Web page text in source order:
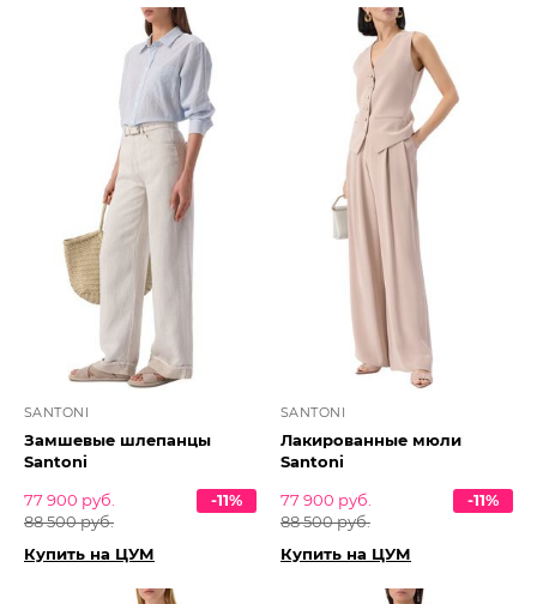
SANTONI
Замшевые шлепанцы
Santoni
77 900 руб.
88 500 руб.
-11%
Купить на ЦУМ
SANTONI
Лакированные мюли
Santoni
77 900 руб.
88 500 руб.
-11%
Купить на ЦУМ